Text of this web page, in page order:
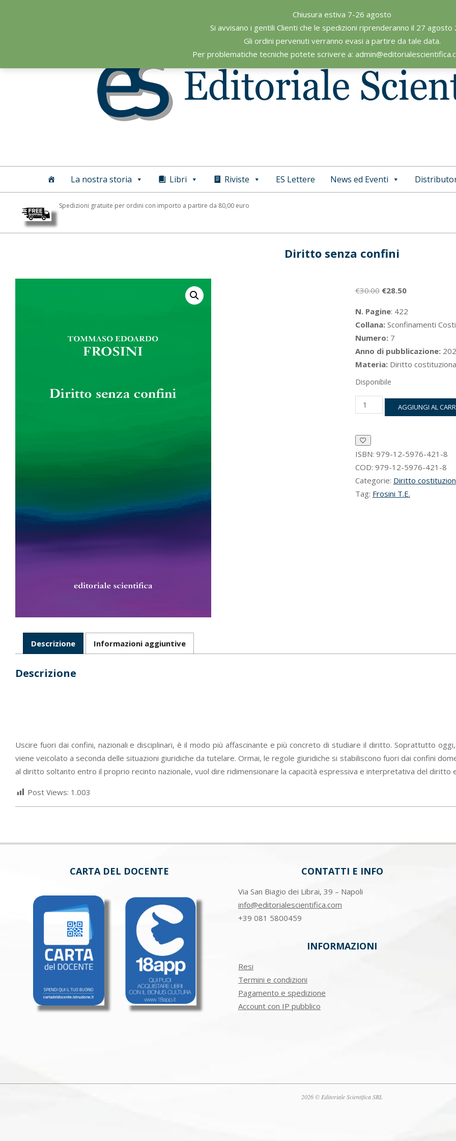
Chiusura estiva 7-26 agosto
Si avvisano i gentili Clienti che le spedizioni riprenderanno il 27 agosto
Gli ordini pervenuti verranno evasi a partire da tale data.
Per problematiche tecniche potete scrivere a:
Editoriale
Scientifica
Primary
La nostra storia Libri Riviste ES Lettere News ed Eventi
Spedizioni gratuite per ordini con importo a partire da 80,00 euro
Diritto senza confini
€30.00 Il
originale
era:
€30.00.
€28.50Il
attuale
è:
N. Pagine: 422
Collana:Sconfinamenti
Numero: 7
Anno di pubblicazione:
Materia:Diritto
Disponibile
Diritto
senza
AGGIUNGI AL
ISBN: 979-12-5976-421-8
COD: 979-12-5976-421-8
Categorie: Diritto
Tag: Frosini T.E.
Descrizione Informazioni aggiuntive
Descrizione
Uscire fuori dai confini, nazionali e disciplinari, è il modo più affascinante e più concreto di studiare il diritto. Soprattutto
viene veicolato a seconda delle situazioni giuridiche da tutelare. Ormai, le regole giuridiche si stabiliscono fuori dai confini
al diritto soltanto entro il proprio recinto nazionale, vuol dire ridimensionare la capacità espressiva e interpretativa del diritto
Post Views: 1.003
CARTA DEL DOCENTE CONTATTI E INFO
Via San Biagio dei Librai, 39 – Napoli
info@editorialescientifica.com
+39 081 5800459
INFORMAZIONI
Resi
Termini e condizioni
Pagamento e spedizione
Account con IP pubblico
2026 © Editoriale Scientifica SRL